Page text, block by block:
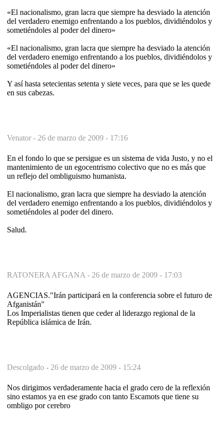
«El nacionalismo, gran lacra que siempre ha desviado la atención
del verdadero enemigo enfrentando a los pueblos, dividiéndolos y
sometiéndoles al poder del dinero»
«El nacionalismo, gran lacra que siempre ha desviado la atención
del verdadero enemigo enfrentando a los pueblos, dividiéndolos y
sometiéndoles al poder del dinero»
Y así hasta setecientas setenta y siete veces, para que se les quede
en sus cabezas.
Venator - 26 de marzo de 2009 - 17:16
En el fondo lo que se persigue es un sistema de vida Justo, y no el
mantenimiento de un egocentrismo colectivo que no es más que
un reflejo del ombliguismo humanista.
El nacionalismo, gran lacra que siempre ha desviado la atención
del verdadero enemigo enfrentando a los pueblos, dividiéndolos y
sometiéndoles al poder del dinero.
Salud.
RATONERA AFGANA - 26 de marzo de 2009 - 17:03
AGENCIAS."Irán participará en la conferencia sobre el futuro de
Afganistán"
Los Imperialistas tienen que ceder al liderazgo regional de la
República islámica de Irán.
Descolgado - 26 de marzo de 2009 - 15:24
Nos dirigimos verdaderamente hacia el grado cero de la reflexión
sino estamos ya en ese grado con tanto Escamots que tiene su
ombligo por cerebro